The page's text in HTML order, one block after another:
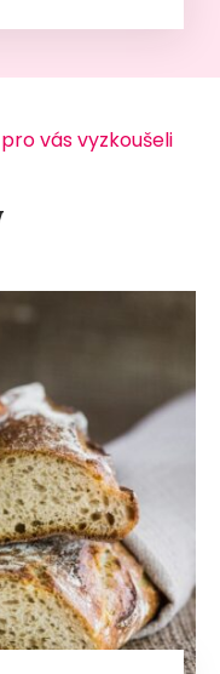
vás vyzkoušeli